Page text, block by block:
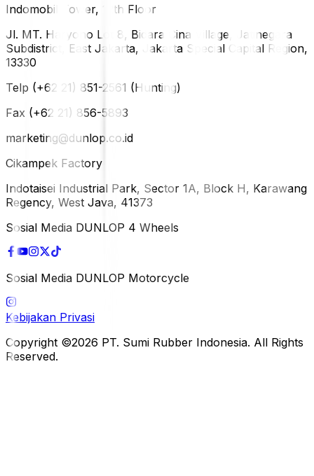
Indomobil Tower, 12th Floor
Jl. MT. Haryono Lot 8, Bidara Cina Village, Jatinegara
Subdistrict, East Jakarta, Jakarta Special Capital Region,
13330
Telp (+62 21) 851-2561 (Hunting)
Fax (+62 21) 856-5893
marketing@dunlop.co.id
Cikampek Factory
Indotaisei Industrial Park, Sector 1A, Block H, Karawang
Regency, West Java, 41373
Sosial Media DUNLOP 4 Wheels
Sosial Media DUNLOP Motorcycle
Kebijakan Privasi
Copyright ©2026 PT. Sumi Rubber Indonesia. All Rights
Reserved.